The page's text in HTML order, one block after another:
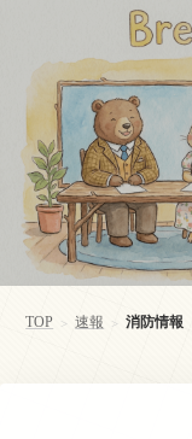
TOP > 速報 > 消防情報